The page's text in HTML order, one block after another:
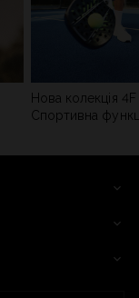
Нова колекція
Спортивна